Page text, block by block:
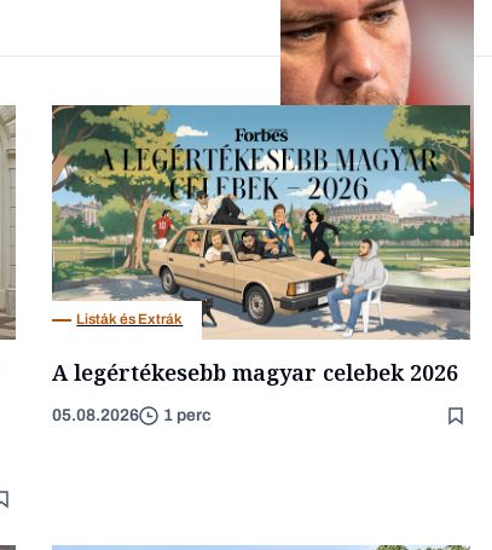
Forbes-sztori
Társadalom
Listák és Extrák
A legértékesebb magyar celebek 2026
05.08.2026 1 perc